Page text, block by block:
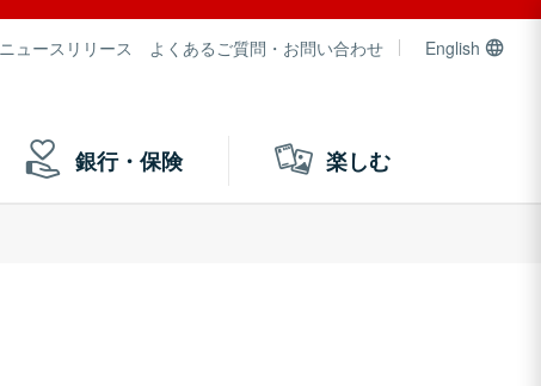
ニュースリリース よくあるご質問・お問い合わせ English
銀行・保険 楽しむ